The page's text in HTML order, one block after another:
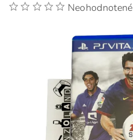
Neohodnotené